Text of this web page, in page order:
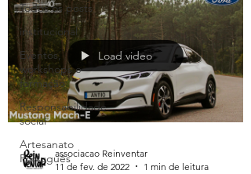
Todos os posts
institucional
Eventos,
workshops e
formação
Responsabilidade
social
Artesanato
Português
Load video
associacao Reinventar
11 de fev. de 2022
1 min de leitura